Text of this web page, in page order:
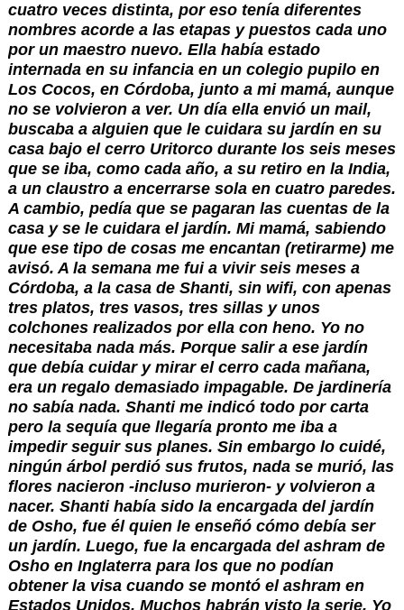
cuatro veces distinta, por eso tenía diferentes
nombres acorde a las etapas y puestos cada uno
por un maestro nuevo. Ella había estado
internada en su infancia en un colegio pupilo en
Los Cocos, en Córdoba, junto a mi mamá, aunque
no se volvieron a ver. Un día ella envió un mail,
buscaba a alguien que le cuidara su jardín en su
casa bajo el cerro Uritorco durante los seis meses
que se iba, como cada año, a su retiro en la India,
a un claustro a encerrarse sola en cuatro paredes.
A cambio, pedía que se pagaran las cuentas de la
casa y se le cuidara el jardín. Mi mamá, sabiendo
que ese tipo de cosas me encantan (retirarme) me
avisó. A la semana me fui a vivir seis meses a
Córdoba, a la casa de Shanti, sin wifi, con apenas
tres platos, tres vasos, tres sillas y unos
colchones realizados por ella con heno. Yo no
necesitaba nada más. Porque salir a ese jardín
que debía cuidar y mirar el cerro cada mañana,
era un regalo demasiado impagable. De jardinería
no sabía nada. Shanti me indicó todo por carta
pero la sequía que llegaría pronto me iba a
impedir seguir sus planes. Sin embargo lo cuidé,
ningún árbol perdió sus frutos, nada se murió, las
flores nacieron -incluso murieron- y volvieron a
nacer. Shanti había sido la encargada del jardín
de Osho, fue él quien le enseñó cómo debía ser
un jardín. Luego, fue la encargada del ashram de
Osho en Inglaterra para los que no podían
obtener la visa cuando se montó el ashram en
Estados Unidos. Muchos habrán visto la serie. Yo